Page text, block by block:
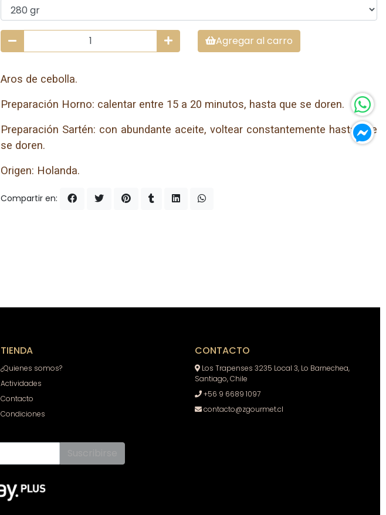
Agregar al carro
Aros de cebolla.
Preparación Horno: calentar entre 15 a 20 minutos, hasta que se doren.
Preparación Sartén: con abundante aceite, voltear constantemente hasta que
se doren.
Origen: Holanda.
Compartir en:
TIENDA
¿Quienes somos?
Actividades
Contacto
Condiciones
CONTACTO
Los Trapenses 3235 Local 3, Lo Barnechea,
Santiago, Chile
+56 9 6689 1097
contacto@zgourmet.cl